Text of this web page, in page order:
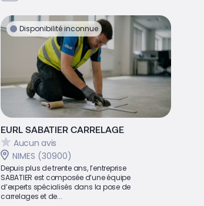
Disponibilité inconnue
EURL SABATIER CARRELAGE
Aucun avis
NIMES (30900)
Depuis plus de trente ans, l’entreprise
SABATIER est composée d’une équipe
d’experts spécialisés dans la pose de
carrelages et de...